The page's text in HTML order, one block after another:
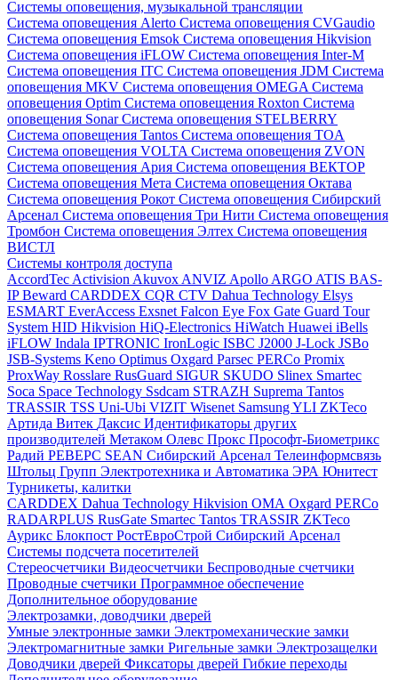
Системы оповещения, музыкальной трансляции
Система оповещения Alerto Система оповещения CVGaudio
Система оповещения Emsok Система оповещения Hikvision
Система оповещения iFLOW Система оповещения Inter-M
Система оповещения ITC Система оповещения JDM Система
оповещения MKV Система оповещения OMEGA Система
оповещения Optim Система оповещения Roxton Система
оповещения SonarСистема оповещения STELBERRY
Система оповещения Tantos Система оповещения TOA
Система оповещения VOLTA Система оповещения ZVON
Система оповещения Ария Система оповещения ВЕКТОР
Система оповещения Мета Система оповещения Октава
Система оповещения Рокот Система оповещения Сибирский
Арсенал Система оповещения Три Нити Система оповещения
Тромбон Система оповещения Элтех Система оповещения
ВИСТЛ
Системы контроля доступа
AccordTec Activision Akuvox ANVIZ Apollo ARGO ATIS BAS-
IPBeward CARDDEX CQR CTV Dahua Technology Elsys
ESMART EverAccess Exsnet Falcon Eye Fox Gate Guard Tour
System HID Hikvision HiQ-Electronics HiWatch Huawei iBells
iFLOW Indala IPTRONIC IronLogic ISBC J2000 J-Lock JSBo
JSB-Systems Keno Optimus Oxgard Parsec PERCo Promix
ProxWay Rosslare RusGuard SIGUR SKUDO Slinex Smartec
Soca Space Technology Ssdcam STRAZH Suprema Tantos
TRASSIR TSS Uni-Ubi VIZIT Wisenet SamsungYLI ZKTeco
Артида Витек Даксис Идентификаторы других
производителей Метаком Олевс Прокс Прософт-Биометрикс
Радий РЕВЕРС SEAN Сибирский Арсенал Телеинформсвязь
Штольц Групп Электротехника и Автоматика ЭРА Юнитест
Турникеты, калитки
CARDDEX Dahua Technology Hikvision ОМА Oxgard PERCo
RADARPLUS RusGate Smartec Tantos TRASSIR ZKTeco
Аурикс Блокпост РостЕвроСтрой Сибирский Арсенал
Системы подсчета посетителей
Стереосчетчики Видеосчетчики Беспроводные счетчики
Проводные счетчики Программное обеспечение
Дополнительное оборудование
Электрозамки, доводчики дверей
Умные электронные замки Электромеханические замки
Электромагнитные замки Ригельные замки Электрозащелки
Доводчики дверей Фиксаторы дверей Гибкие переходы